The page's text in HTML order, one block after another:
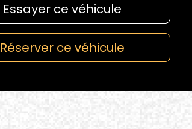
Essayer ce véhicule
Réserver ce véhicule